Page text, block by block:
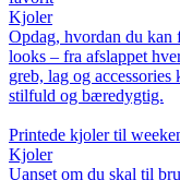
Kjoler
Opdag, hvordan du
looks – fra afslappet
greb, lag og
stilfuld og bæredygtig.
Printede kjoler til
Kjoler
Uanset om du skal til